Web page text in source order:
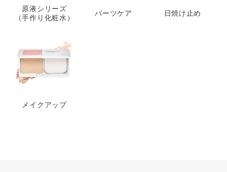
原液シリーズ
（手作り化粧水）
パーツケア 日焼け止め
メイクアップ